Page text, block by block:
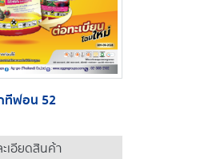
ทีฟอน 52
เอียดสินค้า